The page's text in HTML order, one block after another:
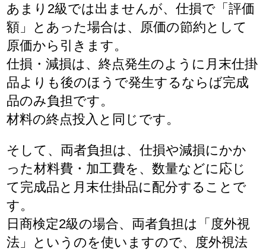
あまり2級では出ませんが、仕損で「評価
額」とあった場合は、原価の節約として
原価から引きます。
仕損・減損は、終点発生のように月末仕掛
品よりも後のほうで発生するならば完成
品のみ負担です。
材料の終点投入と同じです。
そして、両者負担は、仕損や減損にかか
った材料費・加工費を、数量などに応じ
て完成品と月末仕掛品に配分することで
す。
日商検定2級の場合、両者負担は「度外視
法」というのを使いますので、度外視法